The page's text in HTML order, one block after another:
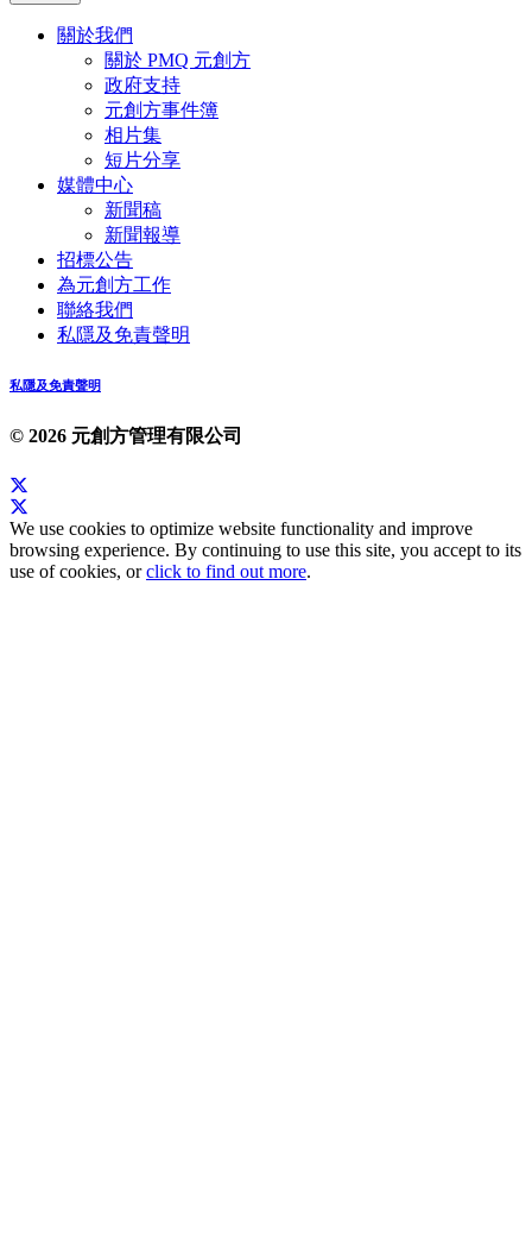
關於我們
關於 PMQ 元創方
政府支持
元創方事件簿
相片集
短片分享
媒體中心
新聞稿
新聞報導
招標公告
為元創方工作
聯絡我們
私隱及免責聲明
私隱及免責聲明
© 2026 元創方管理有限公司
We use cookies to optimize website functionality and improve
browsing experience. By continuing to use this site, you accept to its
use of cookies, orclick to find out more.